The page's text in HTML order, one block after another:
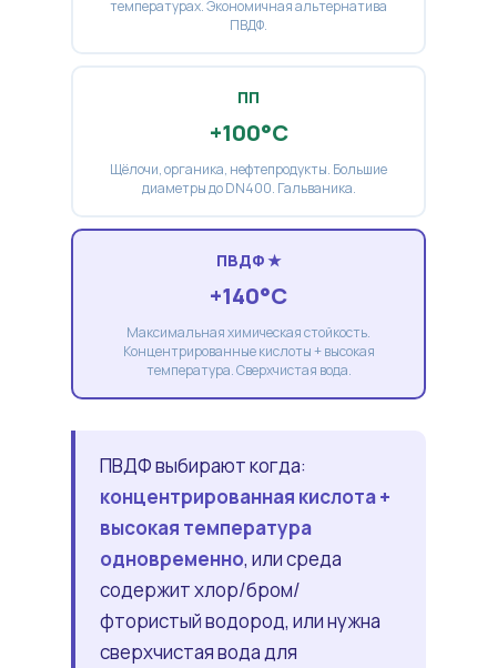
температурах. Экономичная альтернатива
ПВДФ.
ПП
+100°C
Щёлочи, органика, нефтепродукты. Большие
диаметры до DN400. Гальваника.
ПВДФ ★
+140°C
Максимальная химическая стойкость.
Концентрированные кислоты + высокая
температура. Сверхчистая вода.
ПВДФ выбирают когда:
концентрированная кислота +
высокая температура
одновременно, или среда
содержит хлор/бром/
фтористый водород, или нужна
сверхчистая вода для